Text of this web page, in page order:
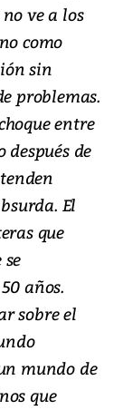
ve a los
como
sin
problemas.
entre
de
El
que
años.
sobre el
mundo de
que